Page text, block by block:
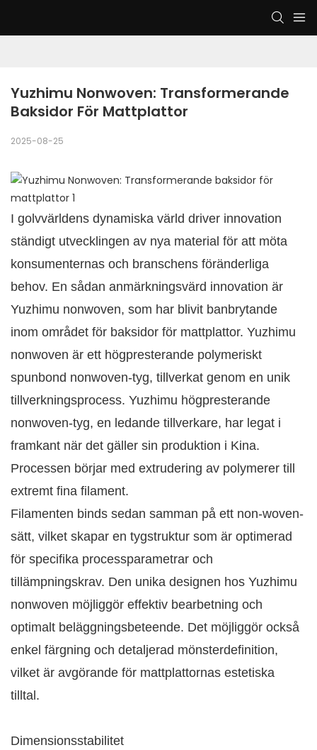
Yuzhimu Nonwoven: Transformerande
Baksidor För Mattplattor
2025-08-25
I golvvärldens dynamiska värld driver innovation
ständigt utvecklingen av nya material för att möta
konsumenternas och branschens föränderliga
behov. En sådan anmärkningsvärd innovation är
Yuzhimu nonwoven, som har blivit banbrytande
inom området för baksidor för mattplattor. Yuzhimu
nonwoven är ett högpresterande polymeriskt
spunbond nonwoven-tyg, tillverkat genom en unik
tillverkningsprocess. Yuzhimu högpresterande
nonwoven-tyg, en ledande tillverkare, har legat i
framkant när det gäller sin produktion i Kina.
Processen börjar med extrudering av polymerer till
extremt fina filament. ​
Filamenten binds sedan samman på ett non-woven-
sätt, vilket skapar en tygstruktur som är optimerad
för specifika processparametrar och
tillämpningskrav. Den unika designen hos Yuzhimu
nonwoven möjliggör effektiv bearbetning och
optimalt beläggningsbeteende. Det möjliggör också
enkel färgning och detaljerad mönsterdefinition,
vilket är avgörande för mattplattornas estetiska
tilltal.
Dimensionsstabilitet